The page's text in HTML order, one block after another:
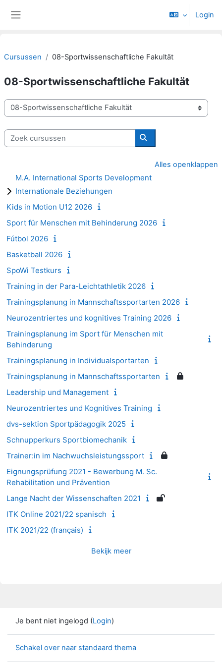
Login
Cursussen 08-Sportwissenschaftliche Fakultät
08-Sportwissenschaftliche Fakultät
Cursuscategorieën
Zoek cursussen
Zoek cursussen
Alles openklappen
M.A. International Sports Development
Internationale Beziehungen
Kids in Motion U12 2026
Sport für Menschen mit Behinderung 2026
Fútbol 2026
Basketball 2026
SpoWi Testkurs
Training in der Para-Leichtathletik 2026
Trainingsplanung in Mannschaftssportarten 2026
Neurozentriertes und kognitives Training 2026
Trainingsplanung im Sport für Menschen mit
Behinderung
Trainingsplanung in Individualsportarten
Trainingsplanung in Mannschaftssportarten
Leadership und Management
Neurozentriertes und Kognitives Training
dvs-sektion Sportpädagogik 2025
Schnupperkurs Sportbiomechanik
Trainer:in im Nachwuchsleistungssport
Eignungsprüfung 2021 - Bewerbung M. Sc.
Rehabilitation und Prävention
Lange Nacht der Wissenschaften 2021
ITK Online 2021/22 spanisch
ITK 2021/22 (français)
Bekijk meer
Je bent niet ingelogd (Login)
Schakel over naar standaard thema